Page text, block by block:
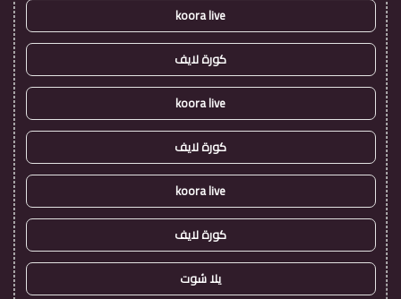
koora live
كورة لايف
koora live
كورة لايف
koora live
كورة لايف
يلا شوت